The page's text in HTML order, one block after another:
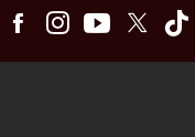
TelegramFacebookInstagramYoutubeTwitter